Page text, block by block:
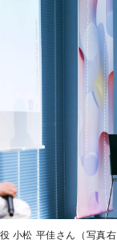
小松 平佳さん（写真